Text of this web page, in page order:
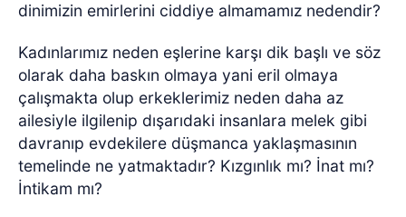
dinimizin emirlerini ciddiye almamamız nedendir?
Kadınlarımız neden eşlerine karşı dik başlı ve söz
olarak daha baskın olmaya yani eril olmaya
çalışmakta olup erkeklerimiz neden daha az
ailesiyle ilgilenip dışarıdaki insanlara melek gibi
davranıp evdekilere düşmanca yaklaşmasının
temelinde ne yatmaktadır? Kızgınlık mı? İnat mı?
İntikam mı?